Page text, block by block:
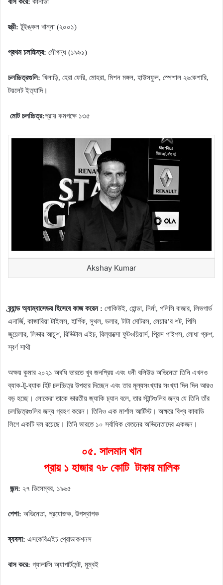
স্ত্রী: টুইঙ্কল খান্না (২০০১)
প্রথম চলচ্চিত্র: সৌগন্ধ (১৯৯১)
চলচ্চিত্রগুলি: খিলাড়ি, হেরা ফেরি, মোহরা, মিশন মঙ্গল, হাউসফুল, স্পেশাল ২৬কেশারি,
টয়লেট ইত্যাদি।
মোট চলচ্চিত্র:প্রায় কমপক্ষে ১৩৫
Akshay Kumar
ব্র্যান্ড অ্যাম্বাসেডর হিসেবে কাজ করেন : গোকিউই, হোন্ডা, নির্মা, পলিসি বাজার, লিভগার্ড
এনার্জি, কাজারিয়া টাইলস, হার্পিক, সুথল, ডলার, টাটা মোটরস, লেয়ার’র শট, পিসি
জুয়েলার, লিভার আয়ুশ, রিভিটাল এইচ, রিল্যাক্সো ফুটওয়িয়ার্স, প্রিন্স পাইপস, লোধা গ্রুপ,
স্বর্ণ সাথী
অক্ষয় কুমার ২০২১ অবধি ভারতে খুব জনপ্রিয় এবং ধনী বলিউড অভিনেতা তিনি এখনও
ব্যাক-টু-ব্যাক হিট চলচ্চিত্র উপহার দিচ্ছেন এবং তার মূল্যসংখ্যার সংখ্যা দিন দিন আরও
বড় হচ্ছে। লোকেরা তাকে ভারতীয় জ্যাকি চ্যান বলে, তার স্টান্টগুলির জন্য যে তিনি তাঁর
চলচ্চিত্রগুলির জন্য গ্রহণ করেন। তিনিও এক মার্শাল আর্টিস্ট। অক্ষরে বিশ্ব কাবাডি
লিগে একটি দল রয়েছে। তিনি ভারতে ১০ সর্বাধিক বেতনের অভিনেতাদের একজন।
০৫. সালমান খান
প্রায় ১ হাজার ৭৮ কোটি টাকার মালিক
জন্ম: ২৭ ডিসেম্বর, ১৯৬৫
পেশা: অভিনেতা, প্রযোজক, উপস্থাপক
ব্যবসা: এসকেবিএইচ প্রোডাকশনস
বাস করে: গ্যালাক্সি অ্যাপার্টমেন্ট, মুম্বই